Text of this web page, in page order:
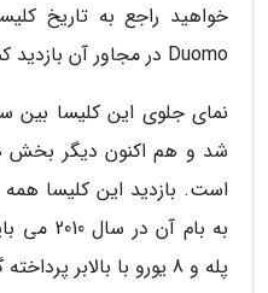
Duomo در مجاور آن بازدید کنید.
شد و هم اکنون دیگر بخش
است. بازدید این کلیسا
پله و 8 یورو با بالابر پرداخته گردد.